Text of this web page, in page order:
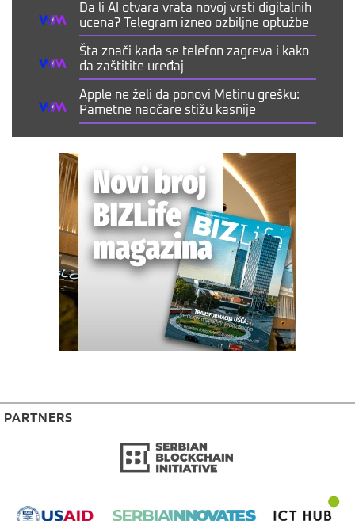
Da li AI otvara vrata novoj vrsti digitalnih
ucena? Telegram izneo ozbiljne optužbe
Šta znači kada se telefon zagreva i kako
da zaštitite uređaj
Apple ne želi da ponovi Metinu grešku:
Pametne naočare stižu kasnije
PARTNERS